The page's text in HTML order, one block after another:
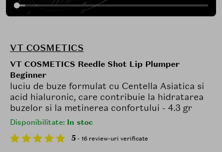
VT COSMETICS
VT COSMETICS Reedle Shot Lip Plumper
Beginner
luciu de buze formulat cu Centella Asiatica si
acid hialuronic, care contribuie la hidratarea
buzelor si la metinerea confortului - 4.3 gr
Disponibilitate: In stoc
5 - 16 review-uri verificate